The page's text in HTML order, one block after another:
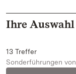
Ihre Auswahl
13 Treffer
Sonderführungen